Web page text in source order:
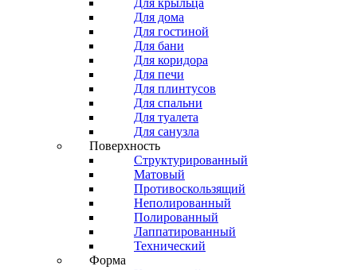
Для крыльца
Для дома
Для гостиной
Для бани
Для коридора
Для печи
Для плинтусов
Для спальни
Для туалета
Для санузла
Поверхность
Структурированный
Матовый
Противоскользящий
Неполированный
Полированный
Лаппатированный
Технический
Форма